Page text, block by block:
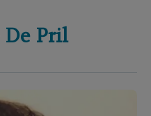
De Pril